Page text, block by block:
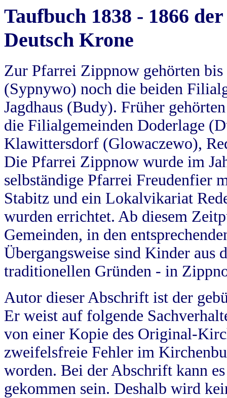
Taufbuch 1838 - 1866
Deutsch Krone
Zur Pfarrei Zippnow gehörten
(Sypnywo) noch die beiden
Jagdhaus (Budy). Früher
die Filialgemeinden Doderlage
Klawittersdorf (Glowaczewo),
Die Pfarrei Zippnow wurde im
selbständige Pfarrei Freudenfier
Stabitz und ein Lokalvikariat
wurden errichtet. Ab diesem
Gemeinden, in den
Übergangsweise sind Kinder aus
traditionellen Gründen - in
Autor dieser Abschrift ist der
Er weist auf folgende
von einer Kopie des Original-
zweifelsfreie Fehler im
worden. Bei der Abschrift kann
gekommen sein. Deshalb wird